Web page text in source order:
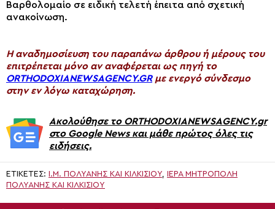
Βαρθολομαίο σε ειδική τελετή έπειτα από σχετική
ανακοίνωση.
H αναδημοσίευση του παραπάνω άρθρου ή μέρους του
επιτρέπεται μόνο αν αναφέρεται ως πηγή το
ORTHODOXIANEWSAGENCY.GRμε ενεργό σύνδεσμο
στην εν λόγω καταχώρηση.
Ακολούθησε το ORTHODOXIANEWSAGENCY.gr
στο Google News και μάθε πρώτος όλες τις
ειδήσεις.
ΕΤΙΚΈΤΕΣ: Ι.Μ. ΠΟΛΥΑΝΉΣ ΚΑΙ ΚΙΛΚΙΣΊΟΥ ΙΕΡΆ ΜΗΤΡΌΠΟΛΗ
ΠΟΛΥΑΝΉΣ ΚΑΙ ΚΙΛΚΙΣΊΟΥ